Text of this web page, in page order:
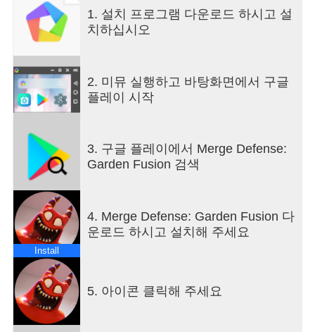
together to upgrade your army. Get ready and
prepare yourself in the wars of monsters,
overpower your enemies and become the
⚔️ How to play ⚔️
- Display your weapon on the battlefield
- Upgrade monsters by merging 2 similar units
- Keep on upgrading.
- Be quick to react and think
1. 설치 프로그램 다운로드 하시고 설
치하십시오
2. 미뮤 실행하고 바탕화면에서 구글
플레이 시작
3. 구글 플레이에서 Merge Defense:
Garden Fusion 검색
Install
4. Merge Defense: Garden Fusion 다
운로드 하시고 설치해 주세요
5. 아이콘 클릭해 주세요